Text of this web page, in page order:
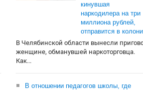
кинувшая
наркодилера на три
миллиона рублей,
отправится в
В Челябинской области вынесли
женщине, обманувшей наркоторговца.
Как...
В отношении педагогов школы, где